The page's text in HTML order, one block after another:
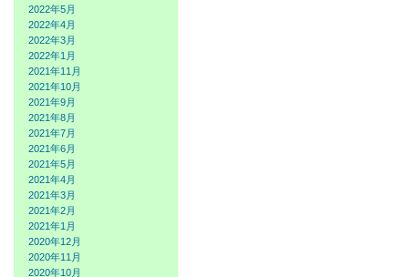
2022年5月
2022年4月
2022年3月
2022年1月
2021年11月
2021年10月
2021年9月
2021年8月
2021年7月
2021年6月
2021年5月
2021年4月
2021年3月
2021年2月
2021年1月
2020年12月
2020年11月
2020年10月